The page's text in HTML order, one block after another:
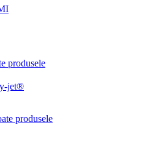
produsele
jet®
produsele